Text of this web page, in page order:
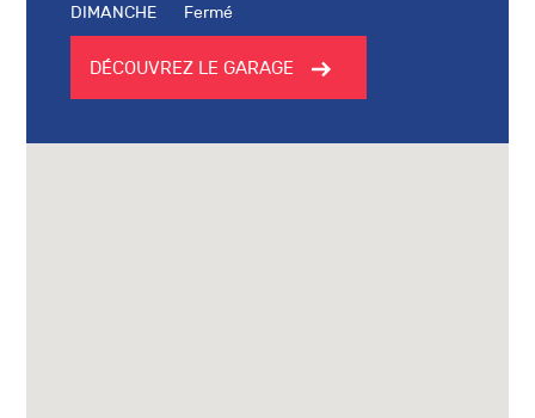
DIMANCHE
Fermé
DÉCOUVREZ LE GARAGE